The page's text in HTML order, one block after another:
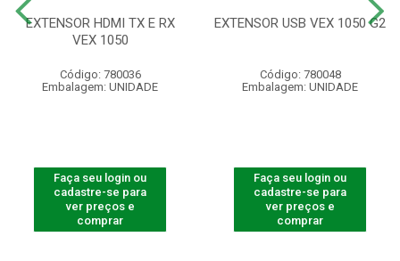
EXTENSOR HDMI TX E RX
VEX 1050
Código: 780036
Embalagem: UNIDADE
Faça seu login ou
cadastre-se para
ver preços e
comprar
EXTENSOR USB VEX 1050 G2
Código: 780048
Embalagem: UNIDADE
Faça seu login ou
cadastre-se para
ver preços e
comprar